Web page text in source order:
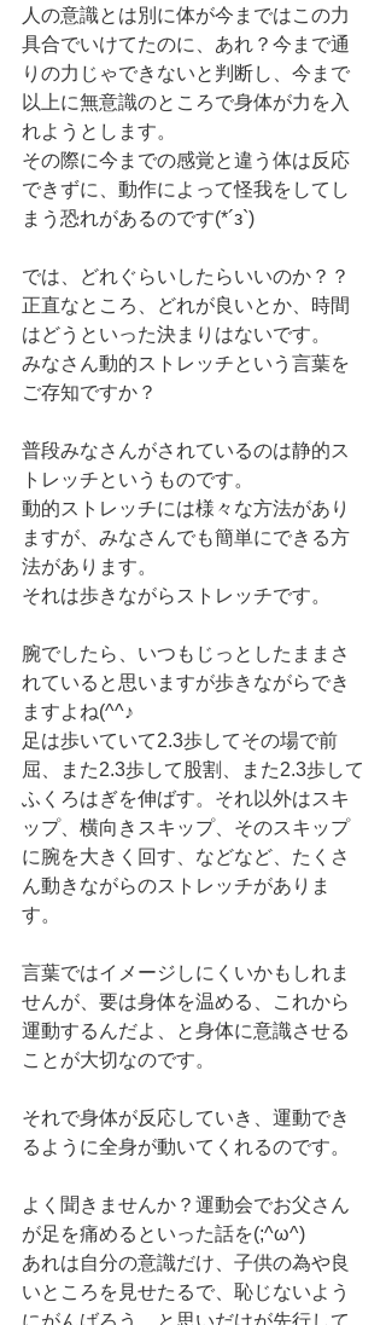
人の意識とは別に体が今まではこの力
具合でいけてたのに、あれ？今まで通
りの力じゃできないと判断し、今まで
以上に無意識のところで身体が力を入
れようとします。
その際に今までの感覚と違う体は反応
できずに、動作によって怪我をしてし
まう恐れがあるのです(*´з`)
では、どれぐらいしたらいいのか？？
正直なところ、どれが良いとか、時間
はどうといった決まりはないです。
みなさん動的ストレッチという言葉を
ご存知ですか？
普段みなさんがされているのは静的ス
トレッチというものです。
動的ストレッチには様々な方法があり
ますが、みなさんでも簡単にできる方
法があります。
それは歩きながらストレッチです。
腕でしたら、いつもじっとしたままさ
れていると思いますが歩きながらでき
ますよね(^^♪
足は歩いていて2.3歩してその場で前
屈、また2.3歩して股割、また2.3歩して
ふくろはぎを伸ばす。それ以外はスキ
ップ、横向きスキップ、そのスキップ
に腕を大きく回す、などなど、たくさ
ん動きながらのストレッチがありま
す。
言葉ではイメージしにくいかもしれま
せんが、要は身体を温める、これから
運動するんだよ、と身体に意識させる
ことが大切なのです。
それで身体が反応していき、運動でき
るように全身が動いてくれるのです。
よく聞きませんか？運動会でお父さん
が足を痛めるといった話を(;^ω^)
あれは自分の意識だけ、子供の為や良
いところを見せたるで、恥じないよう
にがんばろう、と思いだけが先行して